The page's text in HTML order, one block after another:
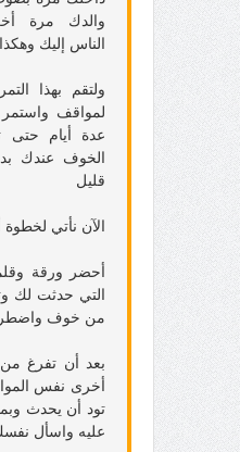
والدك مرة
الناس إليك وهكذا
ولتقم بهذا
لمواقف
عدة أيام حتى
الخوف عندك
قليل
الآن نأتي
أحضر ورقة
التي حدثت لك
من خوف
بعد أن تفرغ من
أخرى نفس
تود أن يحدث
عليه واسأل